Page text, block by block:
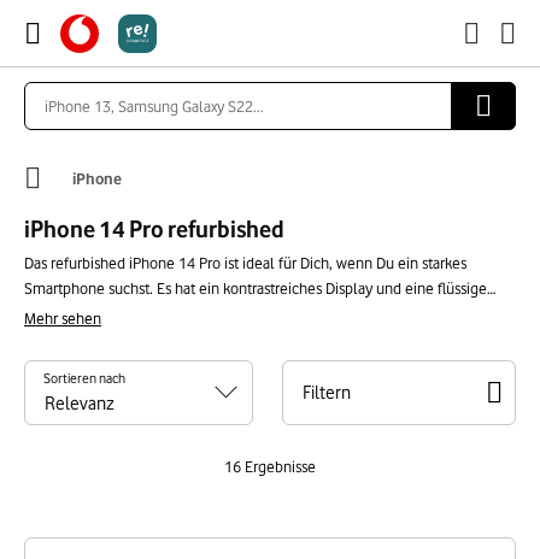
iPhone
iPhone 14 Pro refurbished
Das refurbished iPhone 14 Pro ist ideal für Dich, wenn Du ein starkes
Smartphone suchst. Es hat ein kontrastreiches Display und eine flüssige
Performance. Mit dem Pro-Kamera-System machst Du detailreiche Fotos
Refurbished-Gerät sparst Du Geld im Vergleich zum Neukauf. Und Du
bekommst moderne Funktionen ohne Kompromisse. Außerdem nutzt Du
vorhandene Technik weiter. Das iPhone 14 Pro refurbished bietet eine
Mehr sehen
16 Ergebnisse
Sortieren nach
Filtern